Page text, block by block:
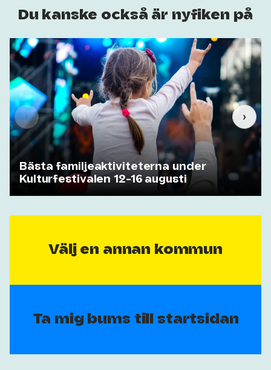
Du kanske också är nyfiken på
Bästa familjeaktiviteterna under
Kulturfestivalen 12-16 augusti
‹ ›
Välj en annan kommun
Ta mig bums till startsidan